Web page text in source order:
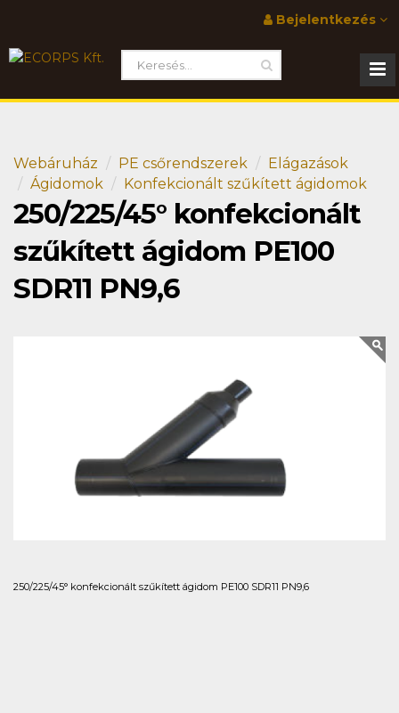
Bejelentkezés
Webáruház PE csőrendszerek
Elágazások
Ágidomok
Konfekcionált szűkített ágidomok
250/225/45° konfekcionált
szűkített ágidom PE100
SDR11 PN9,6
250/225/45° konfekcionált szűkített ágidom PE100 SDR11 PN9,6